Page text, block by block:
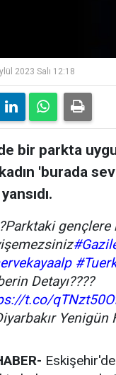
2023 Salı 12:18
bir parkta
'burada
Detayı????
t.co/
Yenigün